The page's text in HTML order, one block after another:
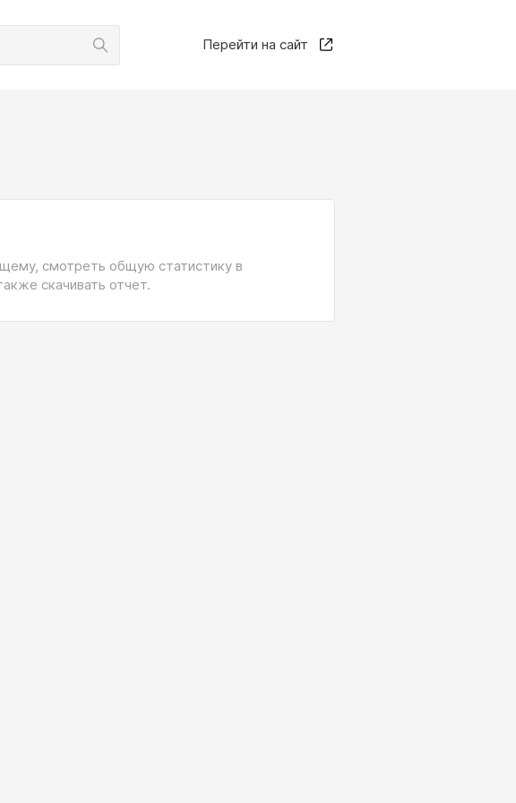
Перейти на сайт
смотреть общую статистику в
скачивать отчет.